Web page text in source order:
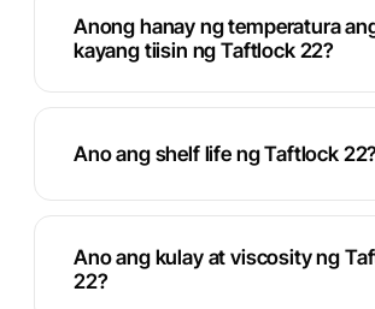
Anong hanay ng temperatura
kayang tiisin ng Taftlock 22?
Ano ang shelf life ng Taftlock 22?
Ano ang kulay at viscosity ng
22?